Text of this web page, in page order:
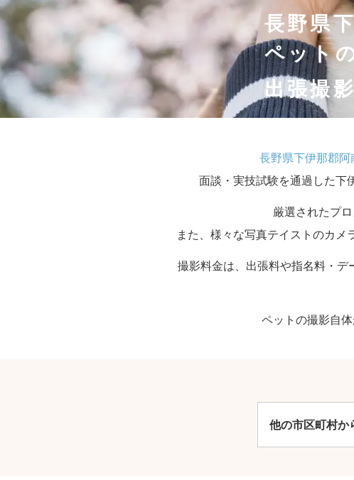
長野県
ペット
出張撮
長野県下伊那郡阿
面談・実技試験を通過した下
厳選されたプ
また、様々な写真テイストのカメ
撮影料金は、出張料や指名料・
ペットの撮影自
他の市区町村か